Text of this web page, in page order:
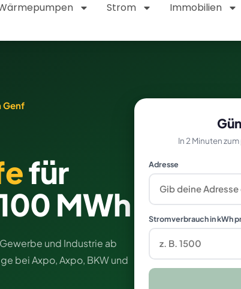
Strom Immobilien
Genf
für
MWh
und Industrie ab
bei Axpo, Axpo, BKW und
In 2 Minuten
Adresse
Stromverbrauch in kWh